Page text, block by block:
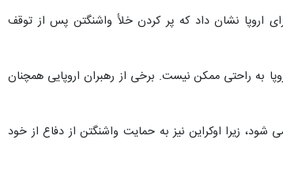
اروپا نشان داد که پر کردن خلأ واشنگتن پس از توقف
کردن آن برای اروپا به راحتی ممکن نیست. برخی از رهبران اروپایی همچنان
زیرا اوکراین نیز به حمایت واشنگتن از دفاع از خود